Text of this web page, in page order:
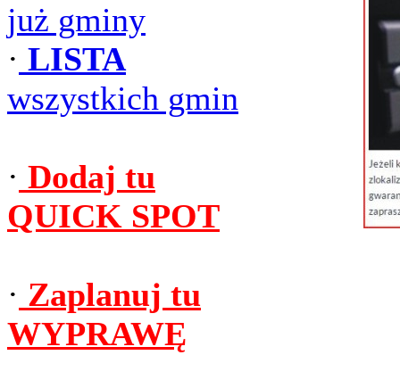
już gminy
· LISTA
wszystkich gmin
· Dodaj tu
QUICK SPOT
· Zaplanuj tu
WYPRAWĘ